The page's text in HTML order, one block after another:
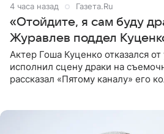
4 часа назад Газета.Ru
«Отойдите, я сам буду
Журавлев поддел
Актер Гоша Куценко отказался
исполнил сцену драки на
рассказал «Пятому каналу» его